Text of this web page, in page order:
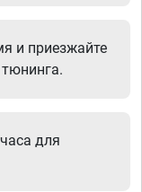
и приезжайте
для